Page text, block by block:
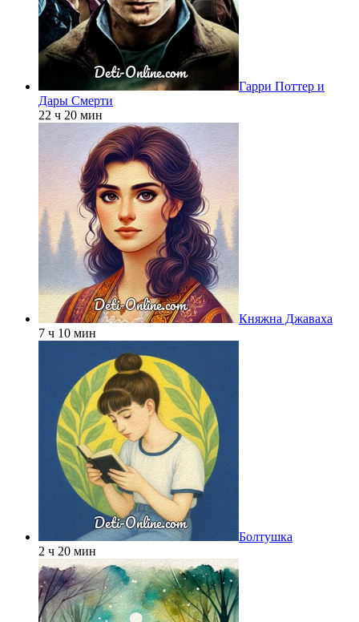
Гарри Поттер и
Дары Смерти
22 ч 20 мин
Княжна Джаваха
7 ч 10 мин
Болтушка
2 ч 20 мин